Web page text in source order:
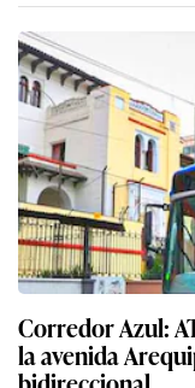
Corredor Azul:
la avenida